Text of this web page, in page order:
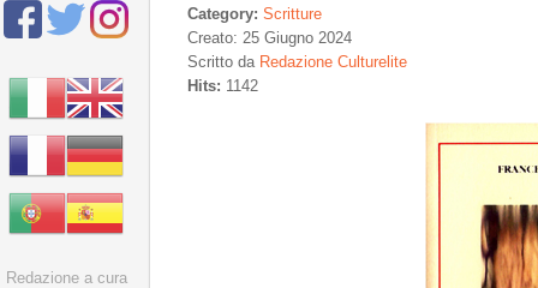
Category: Scritture
Creato: 25 Giugno 2024
Scritto da Redazione Culturelite
Hits: 1142
Redazione a cura